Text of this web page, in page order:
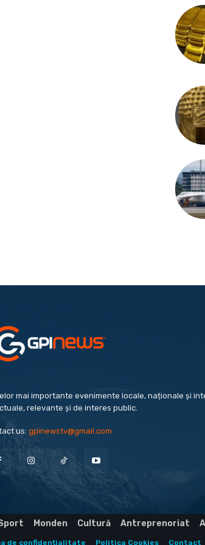
mai importante evenimente locale, naționale și
relevante și de interes public.
us: gpinewstv@gmail.com
Monden Cultură Antreprenoriat
de confidențialitate Politica Cookies Contact